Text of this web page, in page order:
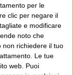
per le
clic per negare il
e modificare
noto che
non richiedere il tuo
Le tue
web. Puoi